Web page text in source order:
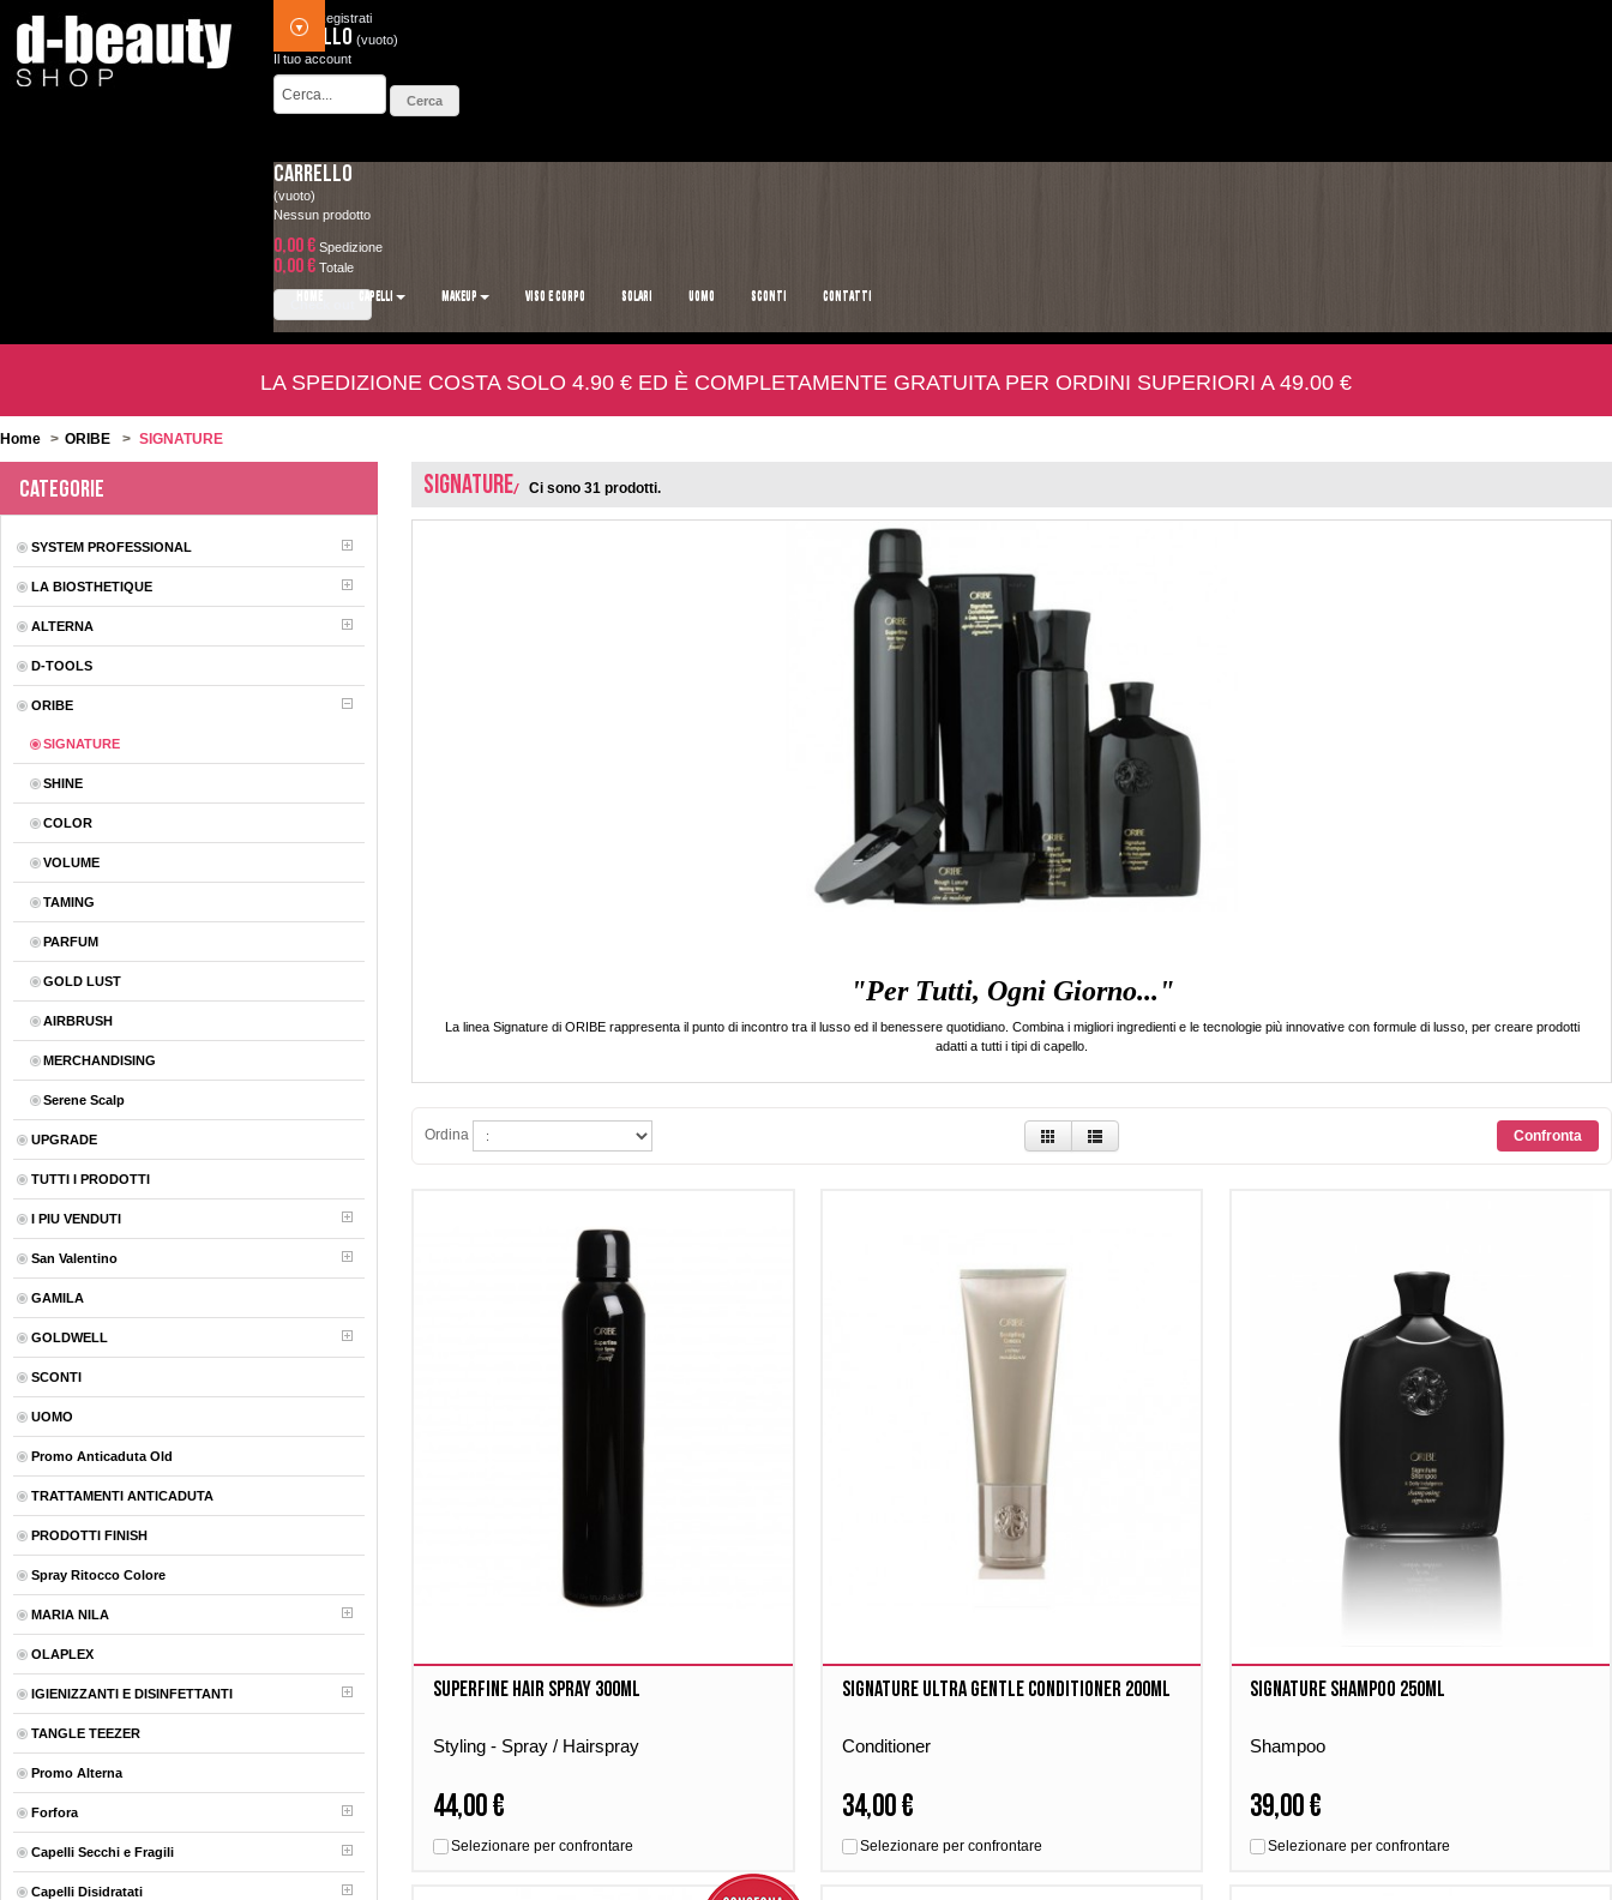
Accedi Registrati
Carrello (vuoto)
Il tuo account
Carrello
(vuoto)
Nessun prodotto
0,00 € Spedizione
0,00 € Totale
HOME CAPELLI MAKEUP VISO E CORPO SOLARI UOMO SCONTI CONTATTI
LA SPEDIZIONE COSTA SOLO 4.90 € ED È COMPLETAMENTE GRATUITA PER ORDINI SUPERIORI A 49.00 €
Home > ORIBE > SIGNATURE
Categorie
SYSTEM PROFESSIONAL
LA BIOSTHETIQUE
ALTERNA
D-TOOLS
ORIBE
SIGNATURE
SHINE
COLOR
VOLUME
TAMING
PARFUM
GOLD LUST
AIRBRUSH
MERCHANDISING
Serene Scalp
UPGRADE
TUTTI I PRODOTTI
I PIU VENDUTI
San Valentino
GAMILA
GOLDWELL
SCONTI
UOMO
Promo Anticaduta Old
TRATTAMENTI ANTICADUTA
PRODOTTI FINISH
Spray Ritocco Colore
MARIA NILA
OLAPLEX
IGIENIZZANTI E DISINFETTANTI
TANGLE TEEZER
Promo Alterna
Forfora
Capelli Secchi e Fragili
Capelli Disidratati
SIGNATURE Ci sono 31 prodotti.
"Per Tutti, Ogni Giorno..."
La linea Signature di ORIBE rappresenta il punto di incontro tra il lusso ed il benessere quotidiano. Combina i migliori ingredienti e le tecnologie più innovative con formule di lusso, per creare prodotti
adatti a tutti i tipi di capello.
Ordina
Superfine Hair Spray 300ml
Styling - Spray / Hairspray
44,00 €
Selezionare per confrontare
Signature Ultra Gentle Conditioner 200ml
Conditioner
34,00 €
Selezionare per confrontare
Signature Shampoo 250ml
Shampoo
39,00 €
Selezionare per confrontare